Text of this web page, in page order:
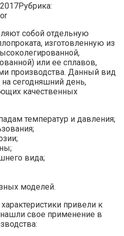
Рубрика:
собой отдельную
изготовленную из
или ее сплавов,
производства. Данный вид
сегодняшний день,
качественных
температур и давления;
вида;
моделей.
привели к
свое применение в